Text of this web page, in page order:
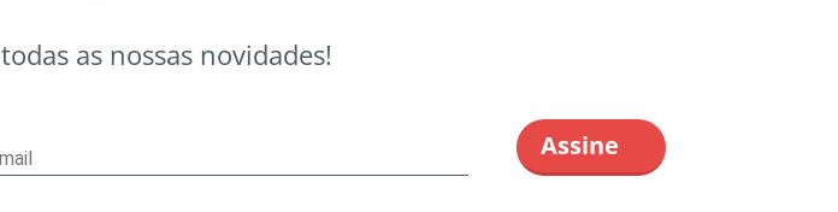
as nossas novidades!